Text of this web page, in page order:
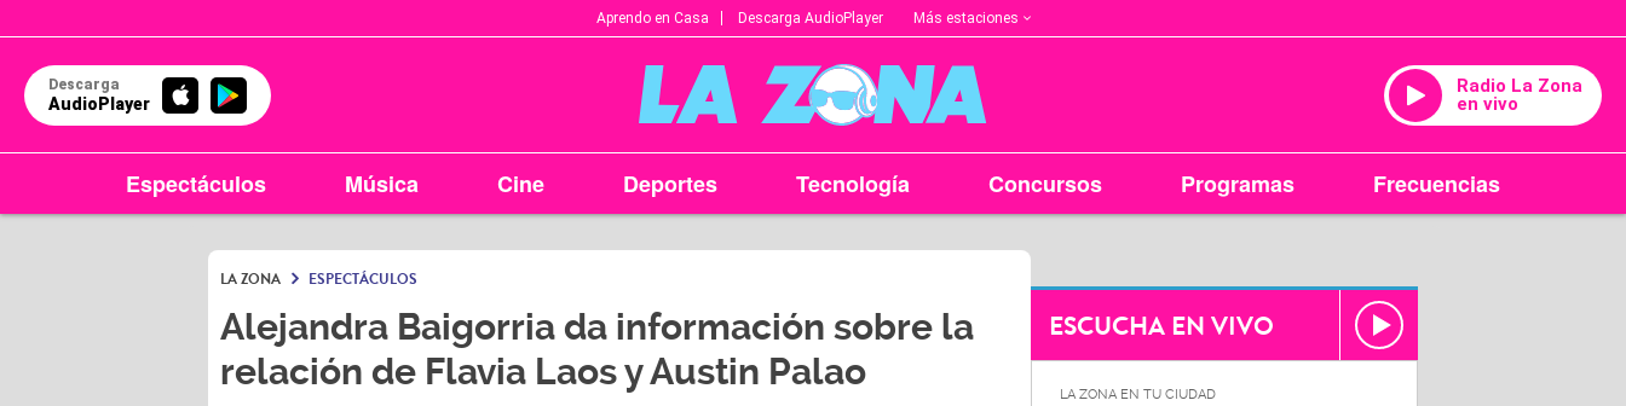
Aprendo en Casa Descarga AudioPlayer Más estaciones
Descarga
AudioPlayer
Radio La Zona
en vivo
Espectáculos Música Cine Deportes Tecnología Concursos Programas Frecuencias
LA ZONA ESPECTÁCULOS
Alejandra Baigorria da información sobre la
relación de Flavia Laos y Austin Palao
ESCUCHA EN VIVO
LA ZONA EN TU CIUDAD